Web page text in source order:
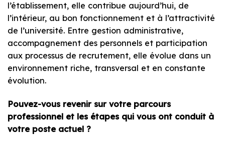
l’établissement, elle contribue aujourd’hui, de
l’intérieur, au bon fonctionnement et à l’attractivité
de l’université. Entre gestion administrative,
accompagnement des personnels et participation
aux processus de recrutement, elle évolue dans un
environnement riche, transversal et en constante
évolution.
Pouvez-vous revenir sur votre parcours
professionnel et les étapes qui vous ont conduit à
votre poste actuel ?